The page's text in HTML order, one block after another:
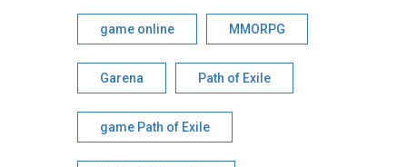
game online MMORPG
Garena Path of Exile
game Path of Exile